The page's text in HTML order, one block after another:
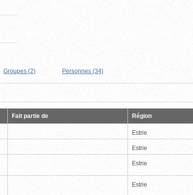
Groupes (2) Personnes (34)
Fait partie de Région
Estrie
Estrie
Estrie
Estrie